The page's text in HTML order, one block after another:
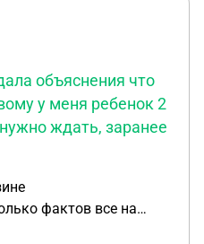
объяснения что
у меня ребенок 2
ждать, заранее
фактов все на
, дала объяснения